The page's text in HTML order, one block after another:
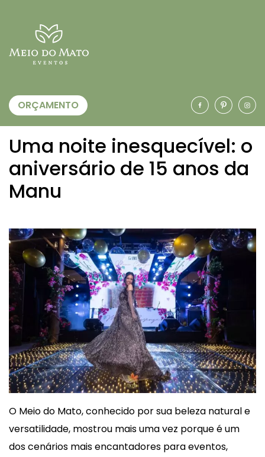
ORÇAMENTO
Uma noite inesquecível: o
aniversário de 15 anos da
Manu
O Meio do Mato, conhecido por sua beleza natural e
versatilidade, mostrou mais uma vez porque é um
dos cenários mais encantadores para eventos,